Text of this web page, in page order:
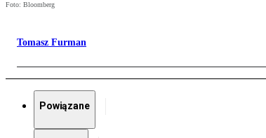
Foto: Bloomberg
Tomasz Furman
Powiązane